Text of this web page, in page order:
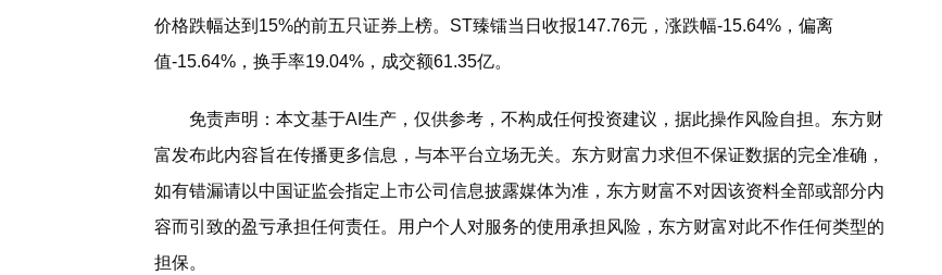
价格跌幅达到15%的前五只证券上榜。ST臻镭当日收报147.76元，涨跌幅-15.64%，偏离
值-15.64%，换手率19.04%，成交额61.35亿。
免责声明：本文基于AI生产，仅供参考，不构成任何投资建议，据此操作风险自担。东方财
富发布此内容旨在传播更多信息，与本平台立场无关。东方财富力求但不保证数据的完全准确，
如有错漏请以中国证监会指定上市公司信息披露媒体为准，东方财富不对因该资料全部或部分内
容而引致的盈亏承担任何责任。用户个人对服务的使用承担风险，东方财富对此不作任何类型的
担保。